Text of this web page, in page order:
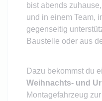
bist abends
und in einem Team,
gegenseitig
Baustelle oder aus
Dazu bekommst du
Weihnachts- und
Montagefahrzeug